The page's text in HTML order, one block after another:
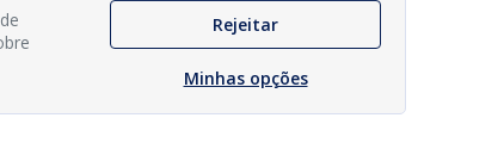
Rejeitar
Minhas opções